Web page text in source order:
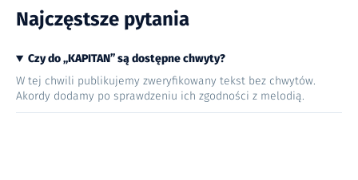
Najczęstsze pytania
Czy do „KAPITAN” są dostępne chwyty?
W tej chwili publikujemy zweryfikowany tekst bez chwytów.
Akordy dodamy po sprawdzeniu ich zgodności z melodią.